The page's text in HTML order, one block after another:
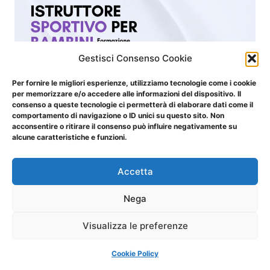
Gestisci Consenso Cookie
Per fornire le migliori esperienze, utilizziamo tecnologie come i cookie
per memorizzare e/o accedere alle informazioni del dispositivo. Il
consenso a queste tecnologie ci permetterà di elaborare dati come il
comportamento di navigazione o ID unici su questo sito. Non
acconsentire o ritirare il consenso può influire negativamente su
alcune caratteristiche e funzioni.
Accetta
Nega
Visualizza le preferenze
Cookie Policy